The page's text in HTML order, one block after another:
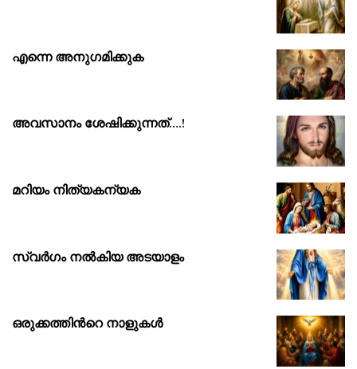
എന്നെ അനുഗമിക്കുക
അവസാനം ശേഷിക്കുന്നത്….!
മറിയം നിത്യകന്യക
സ്വർഗം നൽകിയ അടയാളം
ഒരുക്കത്തിൻറെ നാളുകൾ